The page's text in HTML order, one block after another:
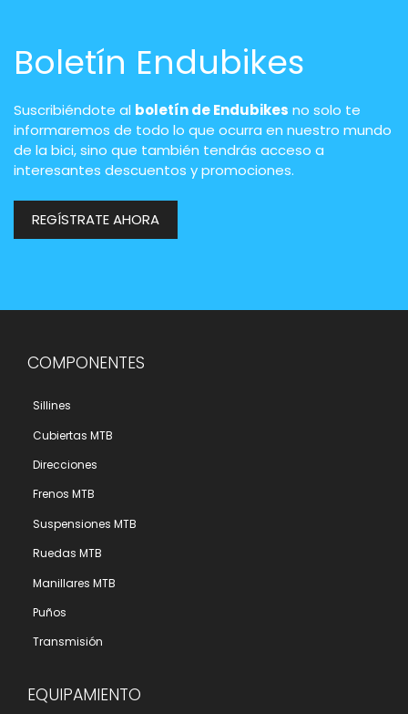
Boletín Endubikes
Suscribiéndote al boletín de Endubikes no solo te
informaremos de todo lo que ocurra en nuestro mundo
de la bici, sino que también tendrás acceso a
interesantes descuentos y promociones.
REGÍSTRATE AHORA
COMPONENTES
Sillines
Cubiertas MTB
Direcciones
Frenos MTB
Suspensiones MTB
Ruedas MTB
Manillares MTB
Puños
Transmisión
EQUIPAMIENTO